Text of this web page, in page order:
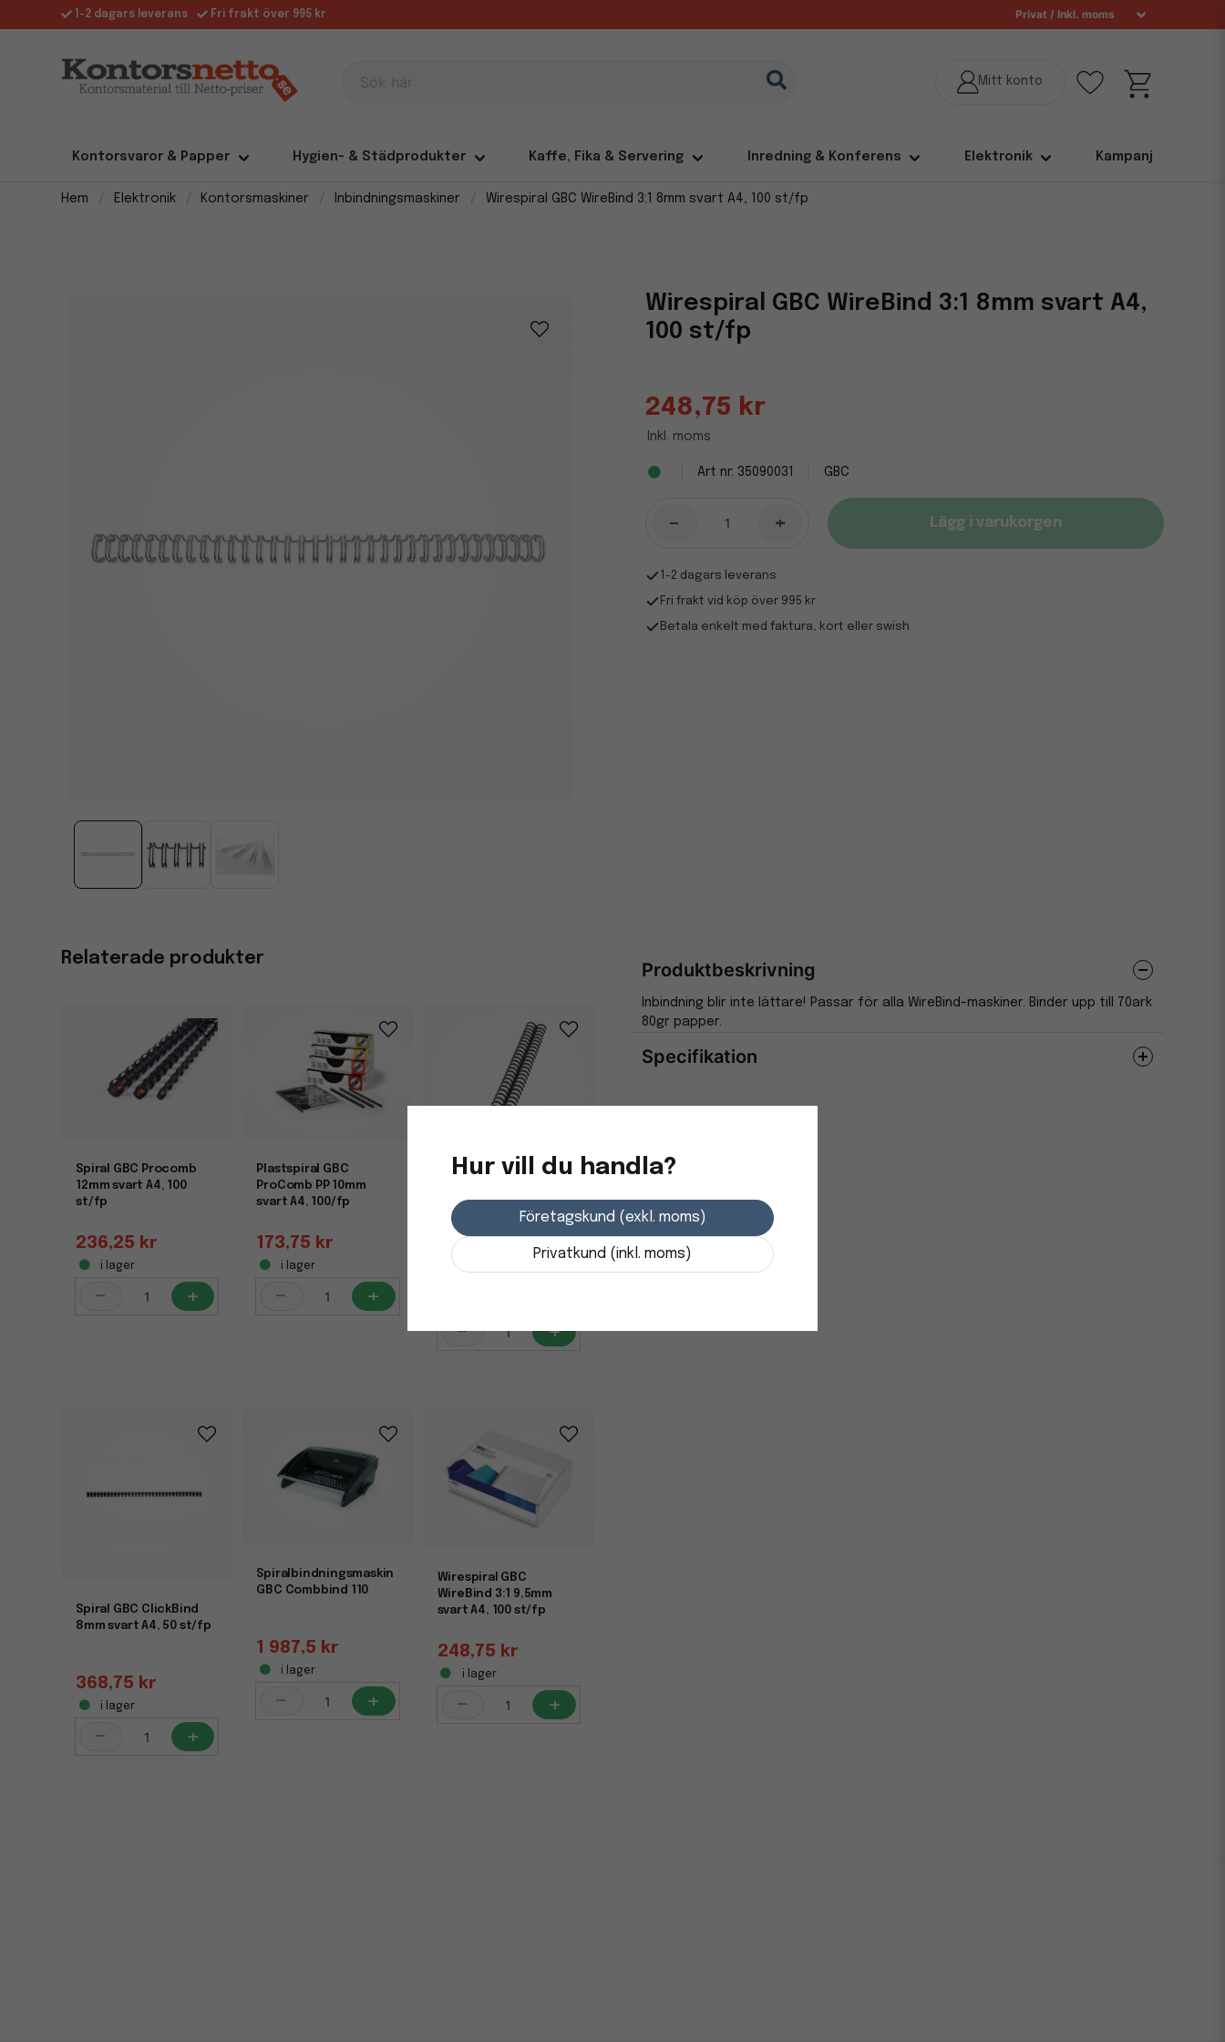
1-2 dagars leverans Fri frakt över 995 kr
Kontorsvaror & Papper Hygien- & Städprodukter Kaffe, Fika & Servering Inredning & Konferens Elektronik Kampanj
Hem Elektronik Kontorsmaskiner Inbindningsmaskiner Wirespiral GBC WireBind 3:1 8mm svart A4, 100 st/fp
Wirespiral GBC WireBind 3:1 8mm svart A4,
100 st/fp
248,75 kr
Inkl. moms
35090031 GBC
- + Lägg i varukorgen
1-2 dagars leverans
Fri frakt vid köp över 995 kr
Betala enkelt med faktura, kort eller swish
Relaterade produkter
Spiral GBC Procomb
12mm svart A4, 100
st/fp
236,25 kr
i lager
- +
Plastspiral GBC
ProComb PP 10mm
svart A4, 100/fp
173,75 kr
i lager
- +
Spiral GBC ClickBind
12mm svart A4, 50 st/fp
348,75 kr
- +
Spiral GBC ClickBind
8mm svart A4, 50 st/fp
368,75 kr
i lager
- +
Spiralbindningsmaskin
GBC Combbind 110
1 987,5 kr
i lager
- +
Wirespiral GBC
WireBind 3:1 9,5mm
svart A4, 100 st/fp
248,75 kr
i lager
- +
Produktbeskrivning
Inbindning blir inte lättare! Passar för alla WireBind-maskiner. Binder upp till 70ark
80gr papper.
Specifikation
Hur vill du handla?
Företagskund (exkl. moms)
Privatkund (inkl. moms)